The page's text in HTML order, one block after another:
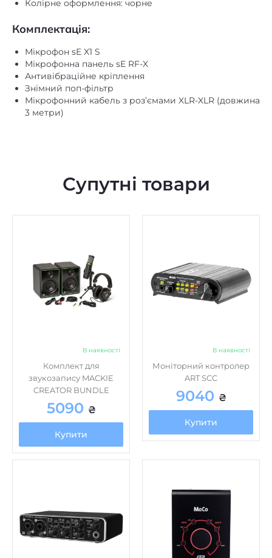
Колірне оформлення: чорне
Комплектація:
Мікрофон sE X1 S
Мікрофонна панель sE RF-X
Антивібраційне кріплення
Знімний поп-фільтр
Мікрофонний кабель з роз’ємами XLR-XLR (довжина
3 метри)
Супутні товари
В наявності
Комплект для
звукозапису MACKIE
CREATOR BUNDLE
5090 ₴
Купити
В наявності
Моніторний контролер
ART SCC
9040 ₴
Купити